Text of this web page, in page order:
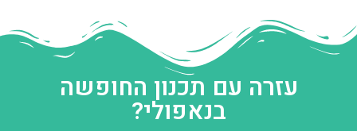
עזרה עם תכנון החופשה
בנאפולי?